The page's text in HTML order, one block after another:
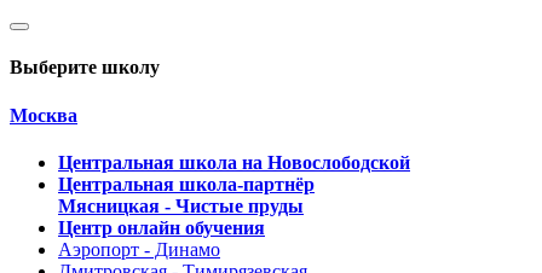
Выберите школу
Москва
Центральная школа на Новослободской
Центральная школа-партнёр
Мясницкая - Чистые пруды
Центр онлайн обучения
Аэропорт - Динамо